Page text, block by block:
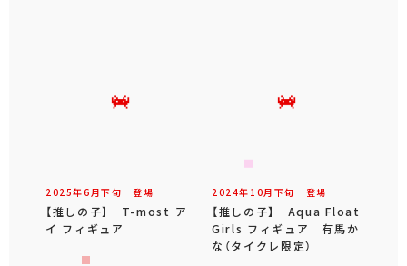
2025年6 月下旬 登場
【推しの子】 T-most ア
イ フィギュア
2024年 10月 下旬 登場
【推しの子】 Aqua Float
Girls フィギュア 有馬か
な（タイクレ限定）